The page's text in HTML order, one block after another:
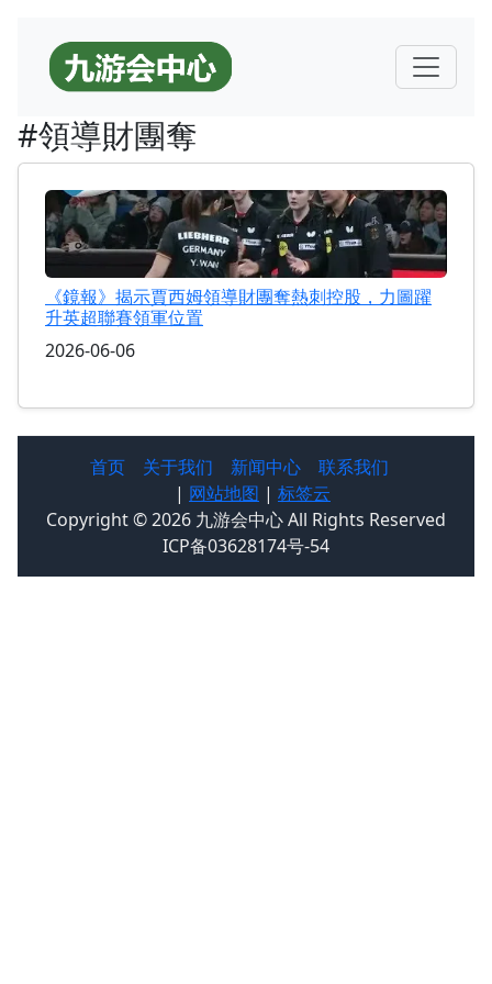
#領導財團奪
《鏡報》揭示賈西姆領導財團奪熱刺控股，力圖躍
升英超聯賽領軍位置
2026-06-06
首页 关于我们 新闻中心
联系我们
| 网站地图 | 标签云
Copyright © 2026 九游会中心 All Rights Reserved
ICP备03628174号-54